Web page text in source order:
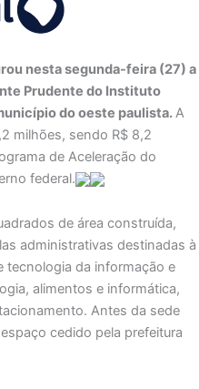
nesta segunda-feira (27) a
Prudente do Instituto
do oeste paulista.A
milhões, sendo R$ 8,2
de Aceleração do
federal.
de área construída,
administrativas destinadas à
tecnologia da informação e
alimentos e informática,
Antes da sede
cedido pela prefeitura